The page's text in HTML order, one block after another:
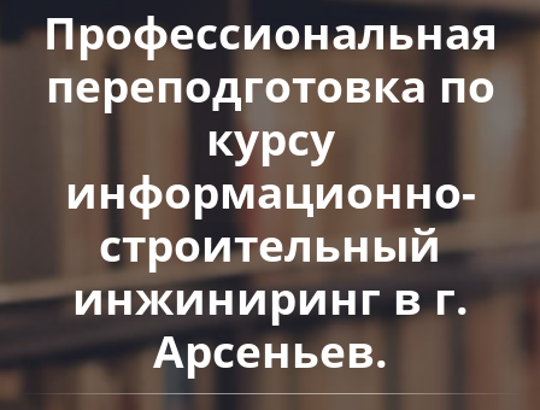
Профессиональная
переподготовка по
курсу
информационно-
строительный
инжиниринг в г.
Арсеньев.